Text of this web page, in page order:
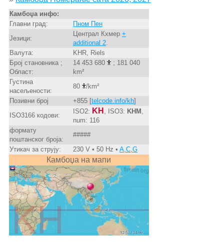
Камбоџа инфо:
Главни град:
Пном Пен
Језици:
Централ Кхмер +
additional 2.
Валута:
KHR, Riels
Број становника ;
Област:
14 453 680
; 181 040
km²
Густина
насељености:
80
/km²
Позивни број
+855 [telcode.info/kh]
ISO3166 кодови:
ISO2: KH , ISO3: KHM
num: 116
формату
поштанског броја:
#####
Утикач за струју:
230 V • 50 Hz • A,C,G
Камбоџа на мапи